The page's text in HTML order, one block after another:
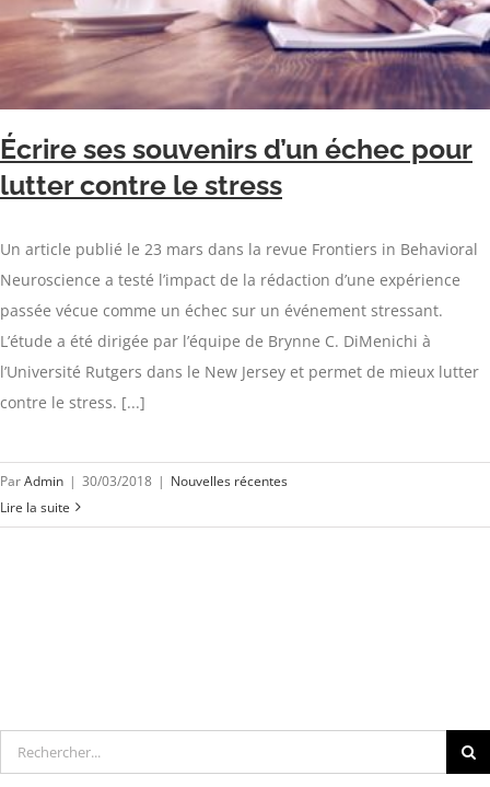
Écrire ses souvenirs d’un échec pour
lutter contre le stress
Un article publié le 23 mars dans la revue Frontiers in Behavioral
Neuroscience a testé l’impact de la rédaction d’une expérience
passée vécue comme un échec sur un événement stressant.
L’étude a été dirigée par l’équipe de Brynne C. DiMenichi à
l’Université Rutgers dans le New Jersey et permet de mieux lutter
contre le stress. [...]
ParAdmin | 30/03/2018 | Nouvelles récentes
Lire la suite
Rechercher